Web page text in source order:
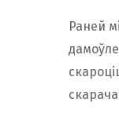
Раней